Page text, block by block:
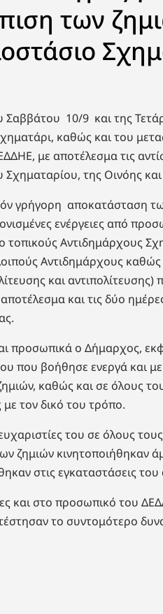
των
Σαββάτου 10/9 και της
καθώς και του
με αποτέλεσμα τις
Σχηματαρίου, της Οινόης
γρήγορη αποκατάσταση
ενέργειες από
τοπικούς Αντιδημάρχους
Αντιδημάρχους καθώς
και
και τις δύο
προσωπικά ο Δήμαρχος,
που βοήθησε ενεργά και
καθώς και σε όλους
τον δικό του τρόπο.
του σε όλους
ζημιών
στις εγκαταστάσεις του
και στο προσωπικό του
το συντομότερο